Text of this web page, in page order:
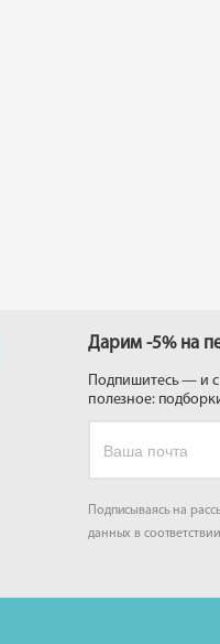
Дарим -5% на
Подпишитесь — и
полезное:
Подписываясь на
данных в